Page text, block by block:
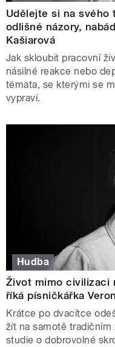
Udělejte si na svého
odlišné názory,
Kašiarová
Jak skloubit pracovní
násilné reakce nebo
témata, se kterými se
vypraví.
Hudba
Život mimo civilizaci
říká písničkářka
Krátce po dvacítce
žít na samotě tradičním
studie o dobrovolné